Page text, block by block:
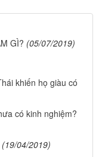
GÌ? (05/07/2019)
khiến họ giàu có
có kinh nghiệm?
(19/04/2019)